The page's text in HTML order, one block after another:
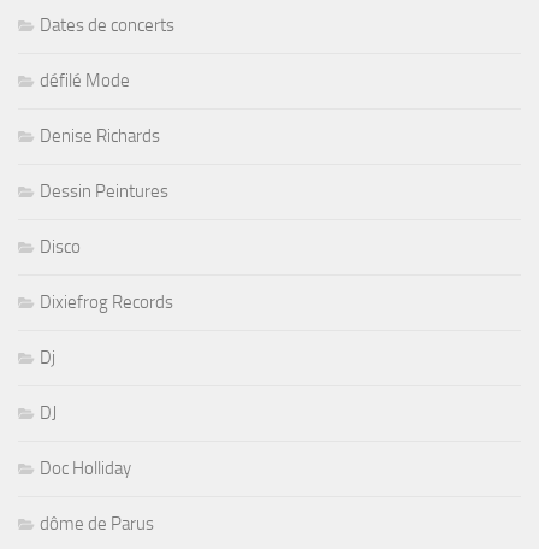
Dates de concerts
défilé Mode
Denise Richards
Dessin Peintures
Disco
Dixiefrog Records
Dj
DJ
Doc Holliday
dôme de Parus